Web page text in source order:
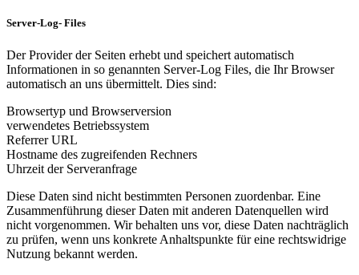
Server-Log- Files
Der Provider der Seiten erhebt und speichert automatisch
Informationen in so genannten Server-Log Files, die Ihr Browser
automatisch an uns übermittelt. Dies sind:
Browsertyp und Browserversion
verwendetes Betriebssystem
Referrer URL
Hostname des zugreifenden Rechners
Uhrzeit der Serveranfrage
Diese Daten sind nicht bestimmten Personen zuordenbar. Eine
Zusammenführung dieser Daten mit anderen Datenquellen wird
nicht vorgenommen. Wir behalten uns vor, diese Daten nachträglich
zu prüfen, wenn uns konkrete Anhaltspunkte für eine rechtswidrige
Nutzung bekannt werden.